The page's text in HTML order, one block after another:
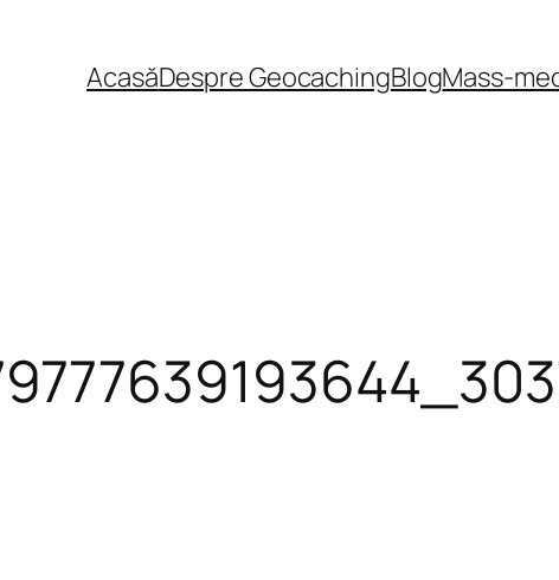
AcasăDespre GeocachingBlogMass-